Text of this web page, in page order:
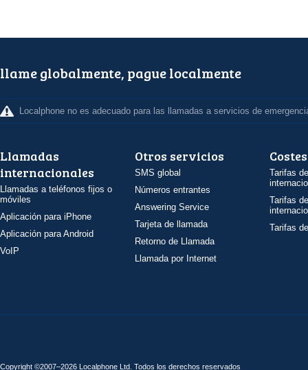
llame globalmente, pague localmente
Localphone no es adecuado para las llamadas a servicios de
Llamadas
internacionales
Llamadas a teléfonos fijos o
móviles
Aplicación para iPhone
Aplicación para Android
VoIP
Otros servicios
SMS global
Números entrantes
Answering Service
Tarjeta de llamada
Retorno de Llamada
Llamada por Internet
Costes
Tarifas
Tarifas
Tarifas
Copyright ©2007–2026 Localphone Ltd . Todos los derechos reservados